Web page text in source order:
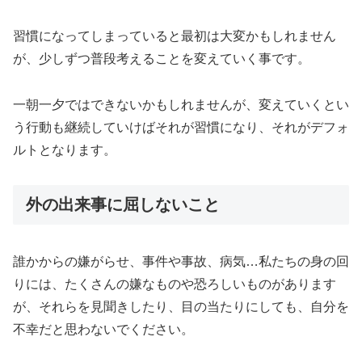
習慣になってしまっていると最初は大変かもしれません
が、少しずつ普段考えることを変えていく事です。
一朝一夕ではできないかもしれませんが、変えていくとい
う行動も継続していけばそれが習慣になり、それがデフォ
ルトとなります。
外の出来事に屈しないこと
誰かからの嫌がらせ、事件や事故、病気…私たちの身の回
りには、たくさんの嫌なものや恐ろしいものがあります
が、それらを見聞きしたり、目の当たりにしても、自分を
不幸だと思わないでください。